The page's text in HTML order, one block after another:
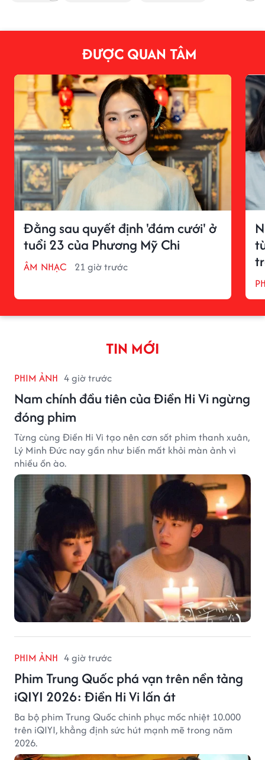
ĐƯỢC QUAN TÂM
Đằng sau quyết định 'đám cưới' ở
tuổi 23 của Phương Mỹ Chi
ÂM NHẠC 21 giờ trước
TIN MỚI
PHIM ẢNH 4 giờ trước
Nam chính đầu tiên của Điền Hi Vi ngừng
đóng phim
Từng cùng Điền Hi Vi tạo nên cơn sốt phim thanh xuân,
Lý Minh Đức nay gần như biến mất khỏi màn ảnh vì
nhiều ồn ào.
PHIM ẢNH 4 giờ trước
Phim Trung Quốc phá vạn trên nền tảng
iQIYI 2026: Điền Hi Vi lấn át
Ba bộ phim Trung Quốc chinh phục mốc nhiệt 10.000
trên iQIYI, khẳng định sức hút mạnh mẽ trong năm
2026.